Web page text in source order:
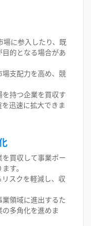
場に参入したり、既
的となる場合があ
支配力を高め、競
持つ企業を買収す
迅速に拡大できま
買収して事業ポー
す。
スクを軽減し、収
領域に進出するた
多角化を進めま